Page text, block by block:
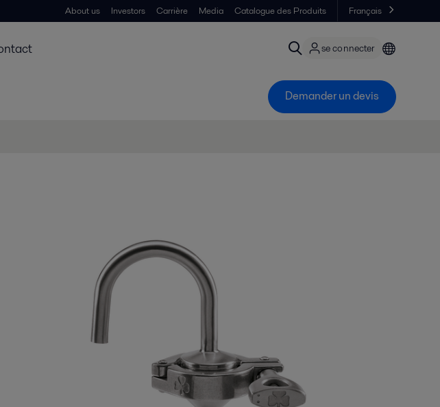
About us Investors Carrière Media Catalogue des Produits Français
se connecter
Demander un devis